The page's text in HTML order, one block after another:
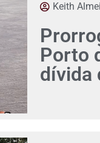
Keith
Porto
dívida